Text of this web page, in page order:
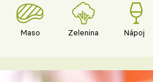
Maso Zelenina Nápoje